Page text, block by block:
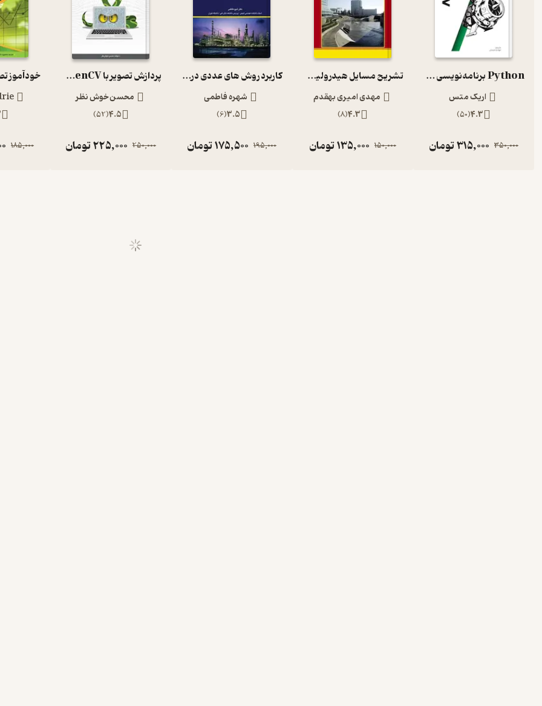
Python برنامه‌نویسی براساس پروژه‌های واقعی
اریک متس
4.3
(
50
)
350,000
315,000تومان
تشریح مسایل هیدرولیک کانال های باز
مهدی امیری بهقدم
4.3
(
8
)
150,000
135,000تومان
کاربرد روش های عددی در مهندسی شیمی
شهره فاطمی
3.5
(
6
)
195,000
175,500تومان
پردازش تصویر با OpenCV و پایتون
محسن خوش نظر
4.5
(
52
)
250,000
225,000تومان 185,000